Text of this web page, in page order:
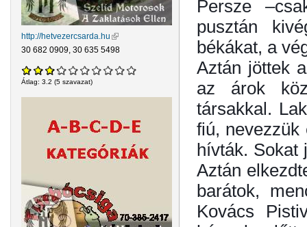
http://hetvezercsarda.hu (külső hivatkozás)
30 682 0909, 30 635 5498
Átlag: 3.2 (5 szavazat)
Persze
pusztán
békákat, a
Aztán jöttek
az árok
társakkal.
fiú, nevezzük
hívták. Sokat
Aztán
barátok,
Kovács